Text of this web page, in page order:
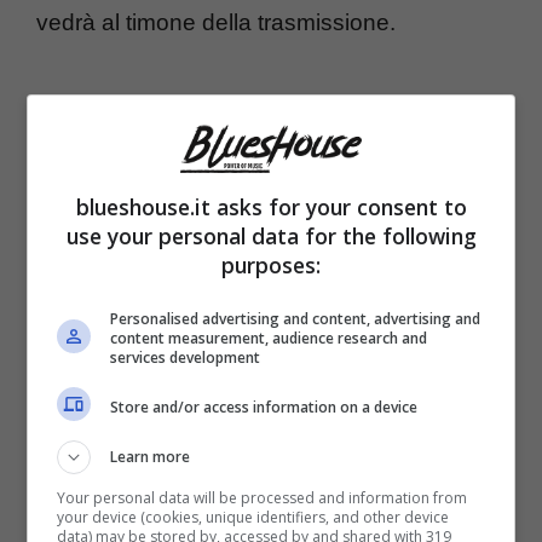
vedrà al timone della trasmissione.
Mara Venierha fatto sapere che ci saranno
dei cambiamenti nel programma della
domenica, vuole tornare al contenitore con
blueshouse.it asks for your consent to
use your personal data for the following
purposes:
Personalised advertising and content, advertising and
content measurement, audience research and
services development
Store and/or access information on a device
Learn more
Your personal data will be processed and information from
your device (cookies, unique identifiers, and other device
data) may be stored by, accessed by and shared with 319